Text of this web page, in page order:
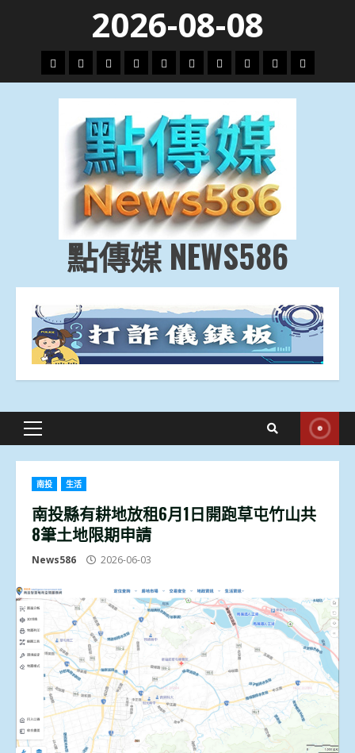
content
2026-08-08
頭
條
財
經
地
方.
會
文
教.
技
專
題
娛
樂
劇
政
治
國
際
運
動
生
活
點傳媒 NEWS586
Primary
南投 生活
南投縣有耕地放租6月1日開跑草屯竹山共
8筆土地限期申請
News586 2026-06-03